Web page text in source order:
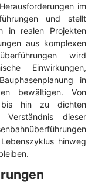
im
und stellt
in realen Projekten
aus komplexen
wird
Einwirkungen,
in
bewältigen. Von
bis hin zu dichten
dieser
hinweg